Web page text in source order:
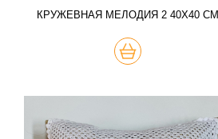
КРУЖЕВНАЯ МЕЛОДИЯ 2 40Х40 СМ
КУПИТЬ